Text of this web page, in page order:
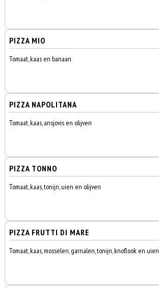
PIZZA MIO
Tomaat, kaas en banaan
PIZZA NAPOLITANA
Tomaat, kaas, ansjovis en olijven
PIZZA TONNO
Tomaat, kaas, tonijn, uien en olijven
PIZZA FRUTTI DI MARE
Tomaat, kaas, mosselen, garnalen, tonijn, knoflook en uien